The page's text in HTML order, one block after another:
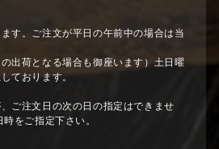
す。ご注文が平日の午前中の場合は当
の出荷となる場合も御座います）土日曜
ております。
ご注文日の次の日の指定はできませ
をご指定下さい。